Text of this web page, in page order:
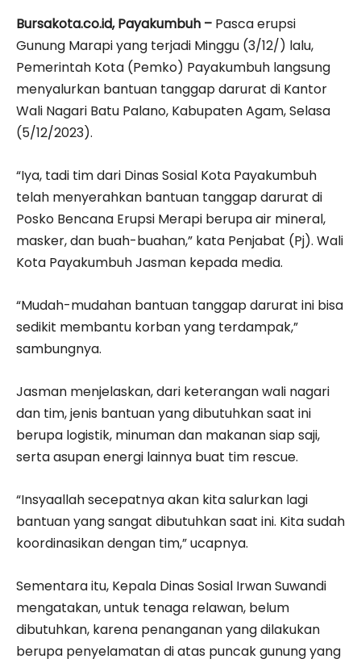
Bursakota.co.id, Payakumbuh – Pasca erupsi
Gunung Marapi yang terjadi Minggu (3/12/) lalu,
Pemerintah Kota (Pemko) Payakumbuh langsung
menyalurkan bantuan tanggap darurat di Kantor
Wali Nagari Batu Palano, Kabupaten Agam, Selasa
(5/12/2023).
“Iya, tadi tim dari Dinas Sosial Kota Payakumbuh
telah menyerahkan bantuan tanggap darurat di
Posko Bencana Erupsi Merapi berupa air mineral,
masker, dan buah-buahan,” kata Penjabat (Pj). Wali
Kota Payakumbuh Jasman kepada media.
“Mudah-mudahan bantuan tanggap darurat ini bisa
sedikit membantu korban yang terdampak,”
sambungnya.
Jasman menjelaskan, dari keterangan wali nagari
dan tim, jenis bantuan yang dibutuhkan saat ini
berupa logistik, minuman dan makanan siap saji,
serta asupan energi lainnya buat tim rescue.
“Insyaallah secepatnya akan kita salurkan lagi
bantuan yang sangat dibutuhkan saat ini. Kita sudah
koordinasikan dengan tim,” ucapnya.
Sementara itu, Kepala Dinas Sosial Irwan Suwandi
mengatakan, untuk tenaga relawan, belum
dibutuhkan, karena penanganan yang dilakukan
berupa penyelamatan di atas puncak gunung yang